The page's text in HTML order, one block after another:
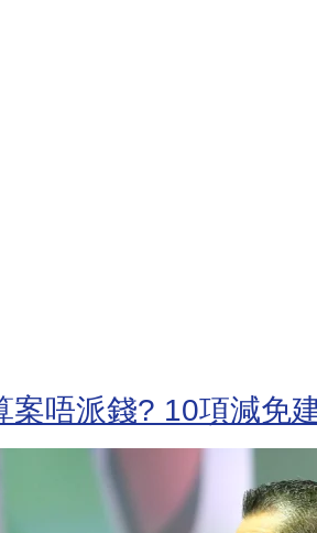
案唔派錢? 10項減免